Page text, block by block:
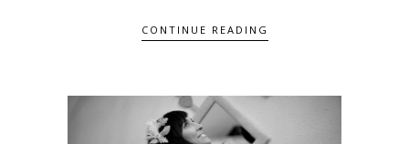
CONTINUE READING